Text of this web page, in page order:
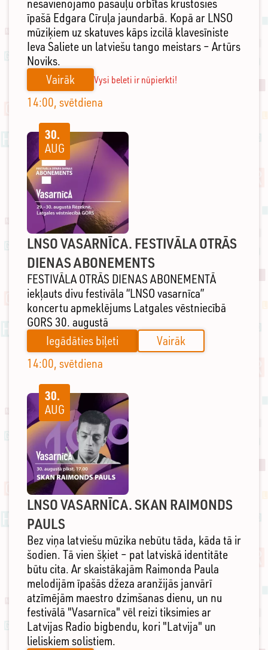
nesavienojamo pasauļu orbītas krustosies
īpašā Edgara Cīruļa jaundarbā. Kopā ar LNSO
mūziķiem uz skatuves kāps izcilā klavesīniste
Ieva Saliete un latviešu tango meistars – Artūrs
Noviks.
Vairāk
Vysi beleti ir nūpierkti!
14:00, svētdiena
LNSO VASARNĪCA. FESTIVĀLA OTRĀS
DIENAS ABONEMENTS
FESTIVĀLA OTRĀS DIENAS ABONEMENTĀ
iekļauts divu festivāla “LNSO vasarnīca”
koncertu apmeklējums Latgales vēstniecībā
GORS 30. augustā
Iegādāties biļeti
Vairāk
30.
AUG
14:00, svētdiena
LNSO VASARNĪCA. SKAN RAIMONDS
PAULS
Bez viņa latviešu mūzika nebūtu tāda, kāda tā ir
šodien. Tā vien šķiet – pat latviskā identitāte
būtu cita. Ar skaistākajām Raimonda Paula
melodijām īpašās džeza aranžijās janvārī
atzīmējām maestro dzimšanas dienu, un nu
festivālā "Vasarnīca" vēl reizi tiksimies ar
Latvijas Radio bigbendu, kori "Latvija" un
lieliskiem solistiem.
30.
AUG